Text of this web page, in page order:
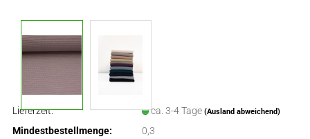
Lieferzeit: ca. 3-4 Tage (Ausland abweichend)
Mindestbestellmenge: 0,3